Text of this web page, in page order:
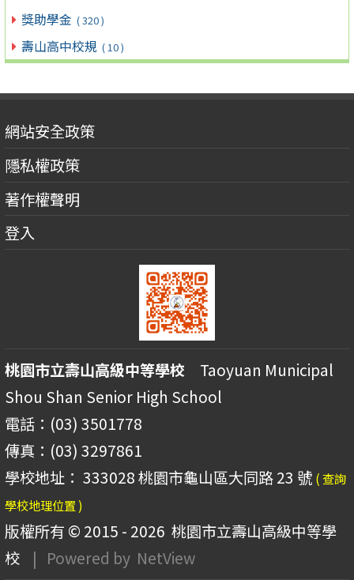
獎助學金 ( 320 )
壽山高中校規 ( 10 )
網站安全政策
隱私權政策
著作權聲明
登入
桃園市立壽山高級中等學校 Taoyuan Municipal
Shou Shan Senior High School
電話：(03) 3501778
傳真：(03) 3297861
學校地址： 333028 桃園市龜山區大同路 23 號 ( 查詢
學校地理位置 )
版權所有 © 2015 - 2026 桃園市立壽山高級中等學
校
| Powered by NetView